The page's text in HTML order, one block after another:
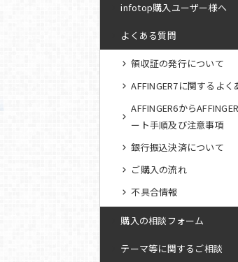
infotop購入ユーザー様へ
よくある質問
領収証の発行について
AFFINGER7に関するよく
AFFINGER6から
ート手順及び注意事項
銀行振込決済について
ご購入の流れ
不具合情報
購入の相談フォーム
テーマ等に関するご相談